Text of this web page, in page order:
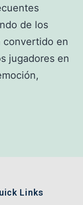
de los
convertido en
jugadores en
Links